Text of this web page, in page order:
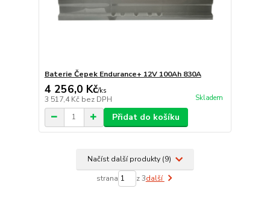
Baterie Čepek Endurance+ 12V 100Ah 830A
4 256,0 Kč/ks
3 517,4 Kč bez DPH Skladem
Přidat do košíku
Načíst další produkty (9)
strana z 3další